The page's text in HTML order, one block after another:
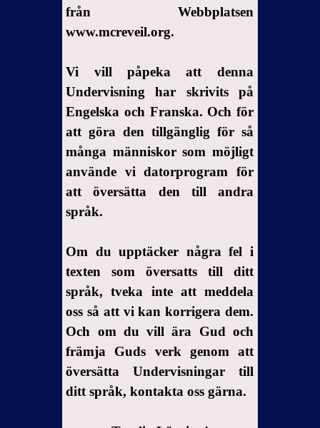
från Webbplatsen
www.mcreveil.org.
Vi vill påpeka att denna
Undervisning har skrivits på
Engelska och Franska. Och för
att göra den tillgänglig för så
många människor som möjligt
använde vi datorprogram för
att översätta den till andra
språk.
Om du upptäcker några fel i
texten som översatts till ditt
språk, tveka inte att meddela
oss så att vi kan korrigera dem.
Och om du vill ära Gud och
främja Guds verk genom att
översätta Undervisningar till
ditt språk, kontakta oss gärna.